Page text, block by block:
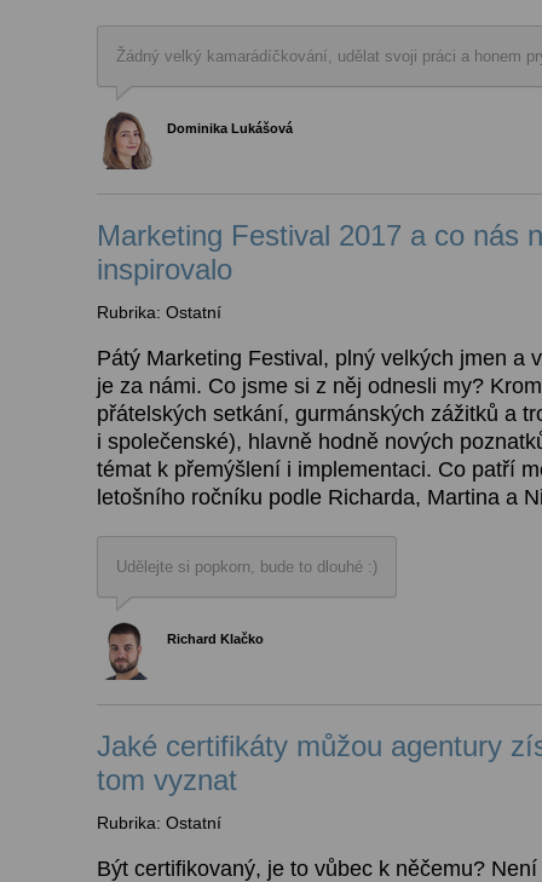
Žádný velký kamarádíčkování, udělat svoji práci a honem
Dominika Lukášová
Marketing Festival 2017 a co nás
inspirovalo
Rubrika: Ostatní
Pátý Marketing Festival, plný velkých jmen a
je za námi. Co jsme si z něj odnesli my?
přátelských setkání, gurmánských zážitků a
i společenské), hlavně hodně nových
témat k přemýšlení i implementaci. Co patří
letošního ročníku podle Richarda, Martina a
Udělejte si popkorn, bude to dlouhé :)
Richard Klačko
Jaké certifikáty můžou agentury
tom vyznat
Rubrika: Ostatní
Být certifikovaný, je to vůbec k něčemu?